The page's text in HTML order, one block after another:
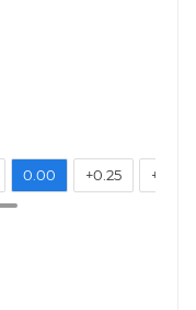
0.00 +0.25 +0.50